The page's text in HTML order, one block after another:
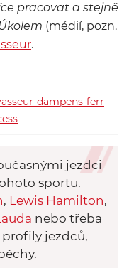
pracovat a stejně
(médií, pozn.
.
dampens-ferr
jezdci
sportu.
, Lewis Hamilton,
nebo třeba
profily jezdců,